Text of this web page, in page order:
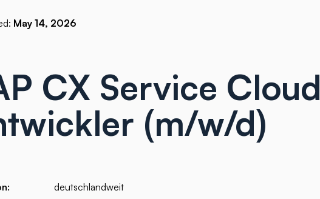
May 14, 2026
CX Service Cloud
(m/w/d)
deutschlandweit